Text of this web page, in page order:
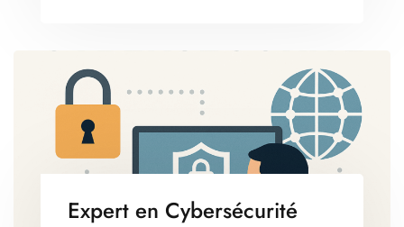
Expert en Cybersécurité